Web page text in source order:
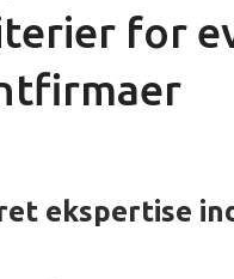
for
ekspertise